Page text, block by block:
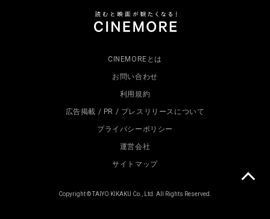
CINEMOREとは
お問い合わせ
利用規約
広告掲載 / PR / プレスリリースについて
プライバシーポリシー
運営会社
サイトマップ
Copyright © TAIYO KIKAKU Co., Ltd. All Rights Reserved.